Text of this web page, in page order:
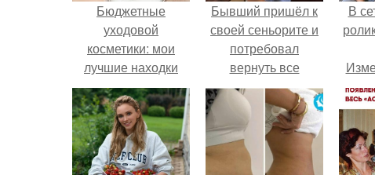
Бюджетные
уходовой
косметики: мои
лучшие находки
Бывший пришёл к
своей сеньорите и
потребовал
вернуть все
подарки.
В